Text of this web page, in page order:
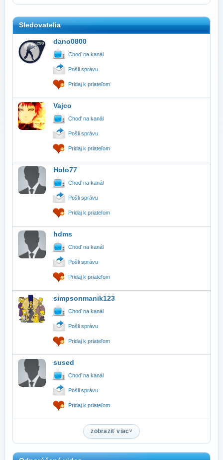
Sledovatelia
dano0800
Choď na kanál
Pošli správu
Pridaj k priateľom
Vajco
Choď na kanál
Pošli správu
Pridaj k priateľom
Holo77
Choď na kanál
Pošli správu
Pridaj k priateľom
hdms
Choď na kanál
Pošli správu
Pridaj k priateľom
simpsonmanik123
Choď na kanál
Pošli správu
Pridaj k priateľom
sused
Choď na kanál
Pošli správu
Pridaj k priateľom
zobraziť viac